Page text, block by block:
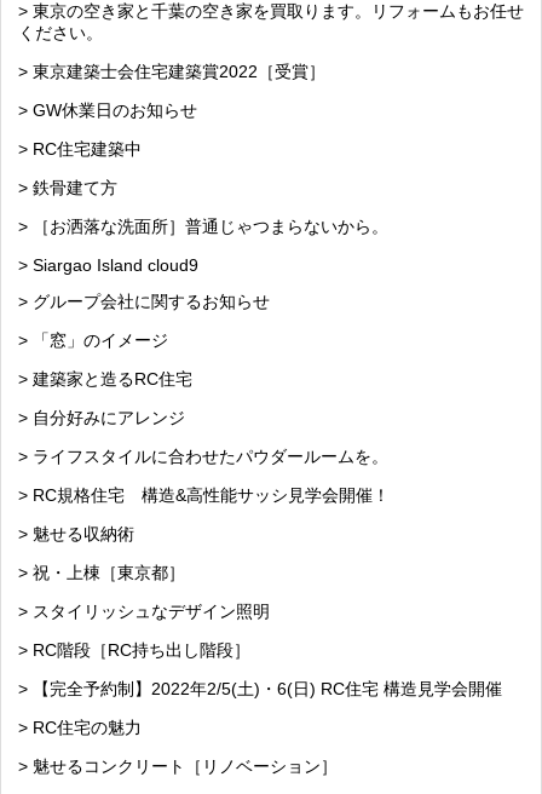
> 東京の空き家と千葉の空き家を買取ります。リフォームもお任せ
ください。
> 東京建築士会住宅建築賞2022［受賞］
> GW休業日のお知らせ
> RC住宅建築中
> 鉄骨建て方
> ［お洒落な洗面所］普通じゃつまらないから。
> Siargao Island cloud9
> グループ会社に関するお知らせ
> 「窓」のイメージ
> 建築家と造るRC住宅
> 自分好みにアレンジ
> ライフスタイルに合わせたパウダールームを。
> RC規格住宅 構造&高性能サッシ見学会開催！
> 魅せる収納術
> 祝・上棟［東京都］
> スタイリッシュなデザイン照明
> RC階段［RC持ち出し階段］
> 【完全予約制】2022年2/5(土)・6(日) RC住宅 構造見学会開催
> RC住宅の魅力
> 魅せるコンクリート［リノベーション］